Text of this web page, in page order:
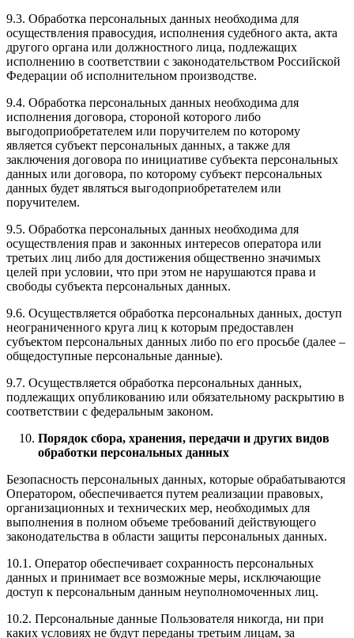
9.3. Обработка персональных данных необходима для
осуществления правосудия, исполнения судебного акта, акта
другого органа или должностного лица, подлежащих
исполнению в соответствии с законодательством Российской
Федерации об исполнительном производстве.
9.4. Обработка персональных данных необходима для
исполнения договора, стороной которого либо
выгодоприобретателем или поручителем по которому
является субъект персональных данных, а также для
заключения договора по инициативе субъекта персональных
данных или договора, по которому субъект персональных
данных будет являться выгодоприобретателем или
поручителем.
9.5. Обработка персональных данных необходима для
осуществления прав и законных интересов оператора или
третьих лиц либо для достижения общественно значимых
целей при условии, что при этом не нарушаются права и
свободы субъекта персональных данных.
9.6. Осуществляется обработка персональных данных, доступ
неограниченного круга лиц к которым предоставлен
субъектом персональных данных либо по его просьбе (далее –
общедоступные персональные данные).
9.7. Осуществляется обработка персональных данных,
подлежащих опубликованию или обязательному раскрытию в
соответствии с федеральным законом.
Порядок сбора, хранения, передачи и других видов
обработки персональных данных
Безопасность персональных данных, которые обрабатываются
Оператором, обеспечивается путем реализации правовых,
организационных и технических мер, необходимых для
выполнения в полном объеме требований действующего
законодательства в области защиты персональных данных.
10.1. Оператор обеспечивает сохранность персональных
данных и принимает все возможные меры, исключающие
доступ к персональным данным неуполномоченных лиц.
10.2. Персональные данные Пользователя никогда, ни при
каких условиях не будут переданы третьим лицам, за